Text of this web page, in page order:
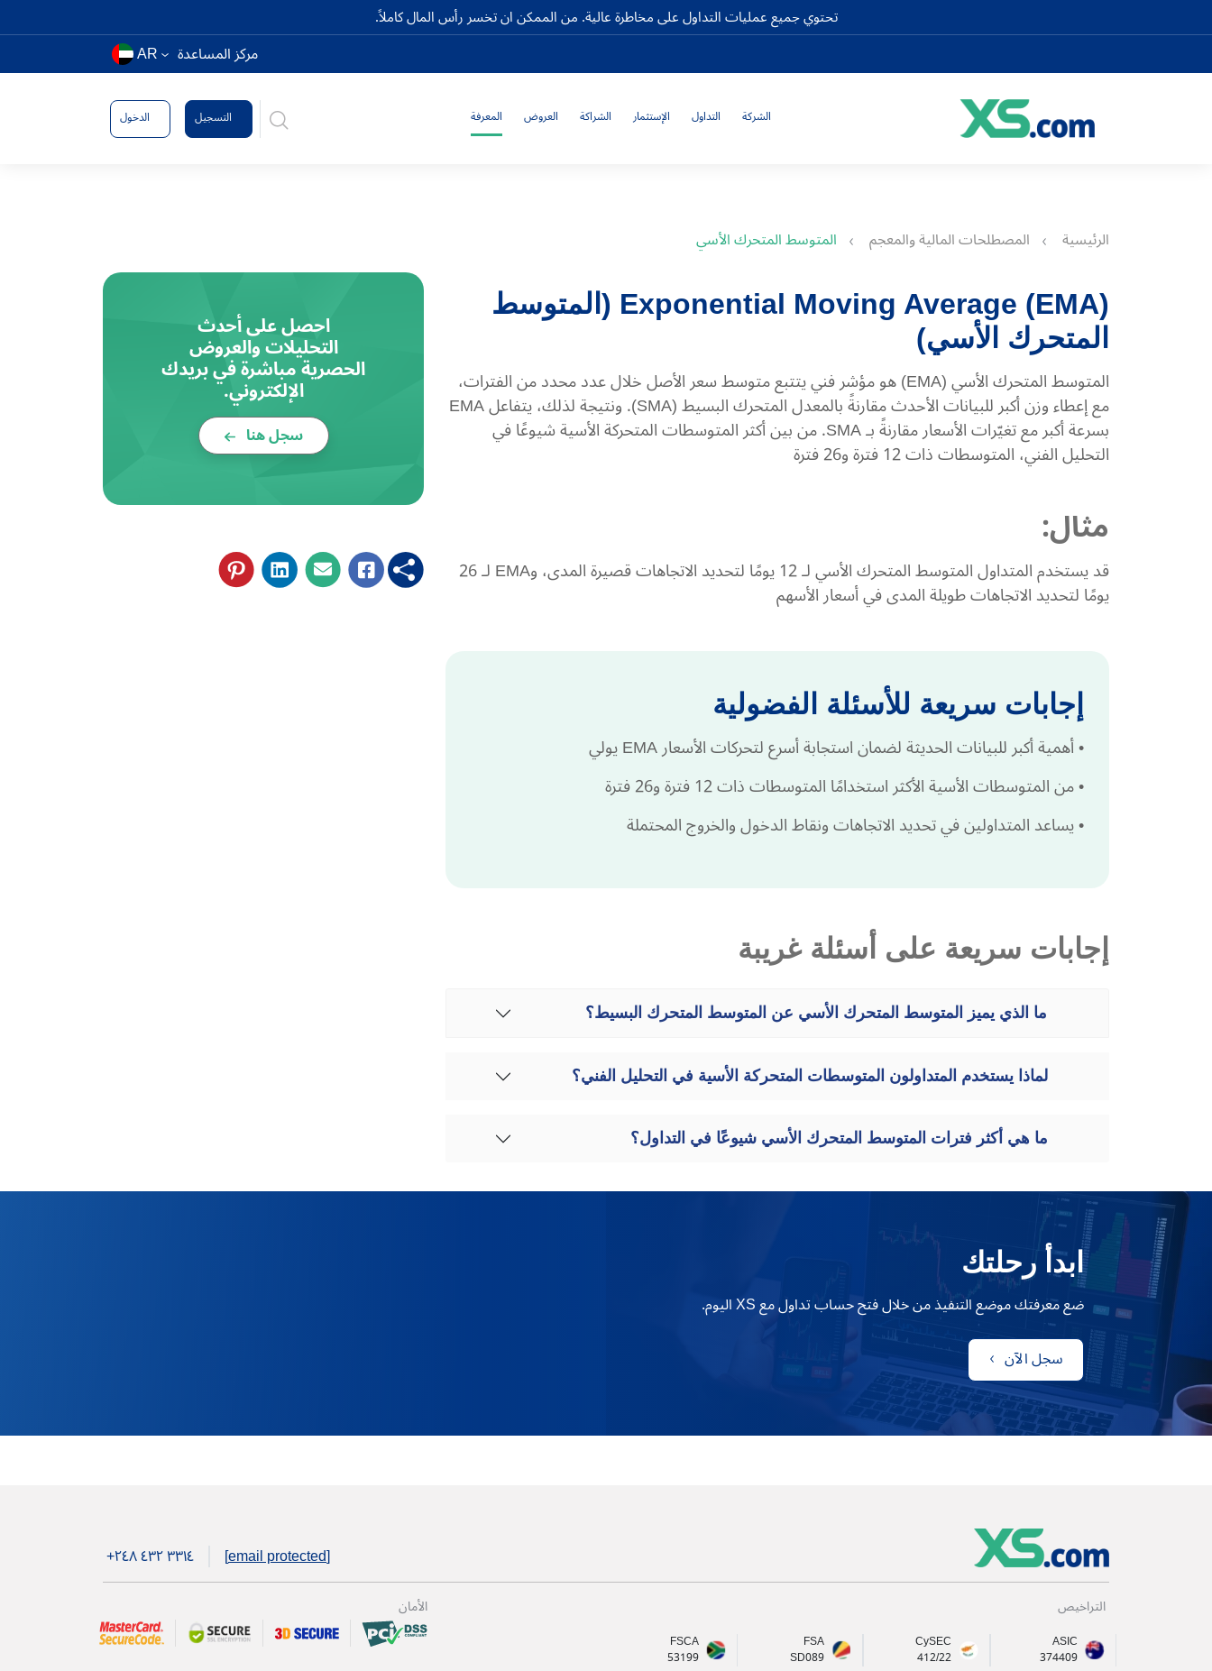
تحتوي جميع عمليات التداول على مخاطرة عالية. من الممكن ان تخسر رأس المال كاملاً.
مركز المساعدة AR
الشركة التداول الإستثمار الشراكة العروض المعرفة التسجيل الدخول
الرئيسية المصطلحات المالية والمعجم المتوسط ​​المتحرك الأسي
Exponential Moving Average (EMA) (المتوسط ​​
المتحرك الأسي)
المتوسط ​​المتحرك الأسي (EMA) هو مؤشر فني يتتبع متوسط سعر الأصل خلال عدد محدد من الفترات،
مع إعطاء وزن أكبر للبيانات الأحدث مقارنةً بالمعدل المتحرك البسيط (SMA). ونتيجة لذلك، يتفاعل EMA
بسرعة أكبر مع تغيّرات الأسعار مقارنةً بـ SMA. من بين أكثر المتوسطات المتحركة الأسية شيوعًا في
التحليل الفني، المتوسطات ذات 12 فترة و26 فترة
مثال:
قد يستخدم المتداول المتوسط المتحرك الأسي لـ 12 يومًا لتحديد الاتجاهات قصيرة المدى، وEMA لـ 26
يومًا لتحديد الاتجاهات طويلة المدى في أسعار الأسهم
إجابات سريعة للأسئلة الفضولية
•أهمية أكبر للبيانات الحديثة لضمان استجابة أسرع لتحركات الأسعار EMA يولي
•من المتوسطات الأسية الأكثر استخدامًا المتوسطات ذات 12 فترة و26 فترة
•يساعد المتداولين في تحديد الاتجاهات ونقاط الدخول والخروج المحتملة
إجابات سريعة على أسئلة غريبة
ما الذي يميز المتوسط المتحرك الأسي عن المتوسط المتحرك البسيط؟
لماذا يستخدم المتداولون المتوسطات المتحركة الأسية في التحليل الفني؟
ما هي أكثر فترات المتوسط المتحرك الأسي شيوعًا في التداول؟
احصل على أحدث
التحليلات والعروض
الحصرية مباشرة في بريدك
الإلكتروني.
سجل هنا
ابدأ رحلتك
ضع معرفتك موضع التنفيذ من خلال فتح حساب تداول مع XS اليوم.
سجل الآن
[email protected] +۲٤۸ ٤۳۲ ۳۳۱٤
التراخيص
ASIC
374409
CySEC
412/22
FSA
SD089
FSCA
53199
الأمان